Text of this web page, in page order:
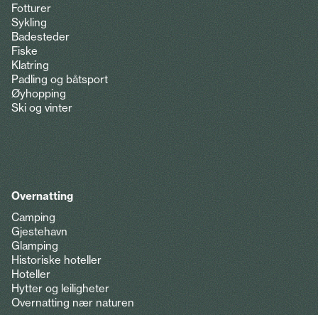
Fotturer
Sykling
Badesteder
Fiske
Klatring
Padling og båtsport
Øyhopping
Ski og vinter
Overnatting
Camping
Gjestehavn
Glamping
Historiske hoteller
Hoteller
Hytter og leiligheter
Overnatting nær naturen